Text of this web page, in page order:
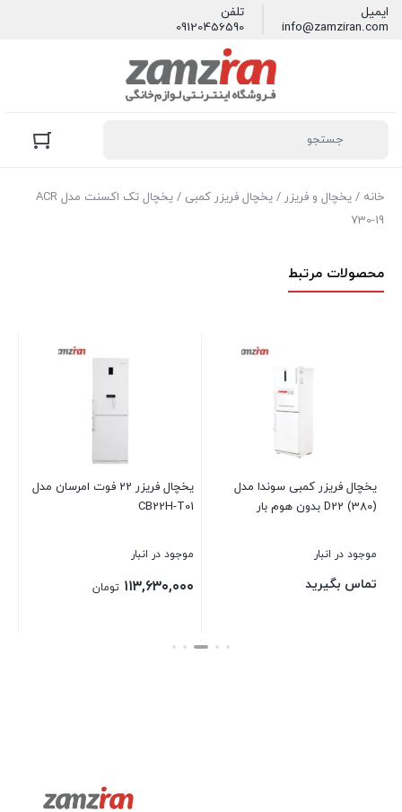
ایمیل
info@zamziran.com
تلفن
09120456590
خانه / یخچال و فریزر / یخچال فریزر کمبی
/ یخچال تک اکسنت مدل ACR
730-19
محصولات مرتبط
یخچال فریزر کمبی سوندا مدل
(380) D22 بدون هوم بار
موجود در انبار
تماس بگیرید
یخچال فریزر 22 فوت امرسان مدل
CB22H-T01
موجود در انبار
۱۱۳,۶۳۰,۰۰۰ تومان
بستن